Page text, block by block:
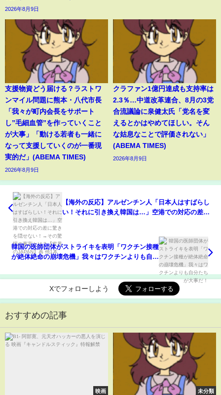
2026年8月9日
支援物資どう届ける？ラストワ
ンマイル問題に熊本・八代市長
「我々が町内会長をサポート
し”毛細血管”を作っていくこと
が大事」「動ける若者も一緒に
なって支援していくのが一番現
実的だ」(ABEMA TIMES)
2026年8月9日
クラファン1億円達成も支持率は
2.3％…中道改革連合、8月の3党
合流議論に泉健太氏「党名を変
えるとかはやめてほしい。そん
な姑息なことで評価されない」
(ABEMA TIMES)
2026年8月9日
【海外の反応】アルゼンチン人「日本人はすばらし
い！それに引き換え韓国は…」空港での対応の差に
韓国の医師団体がストライキを表明「ワクチン接種
が絶体絶命の崩壊危機」我々はワクチンよりも自分
Xでフォローしよう
おすすめの記事
映画 未分類